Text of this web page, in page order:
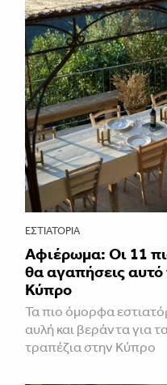
ΕΣΤΙΑΤΌΡΙΑ
Αφιέρωμα: Οι 11
θα αγαπήσεις αυτό
Κύπρο
Τα πιο όμορφα
αυλή και βεράντα για
τραπέζια στην Κύπρο